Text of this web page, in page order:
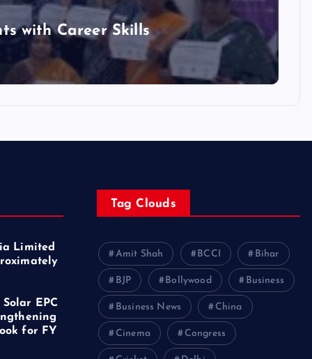
with Career Skills
Limited
Solar EPC
for FY
Tag Clouds
Amit Shah BCCI Bihar
BJP Bollywood Business
Business News China
Cinema Congress